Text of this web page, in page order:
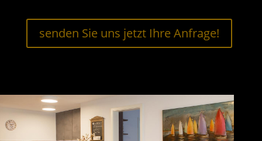
senden Sie uns jetzt Ihre Anfrage!